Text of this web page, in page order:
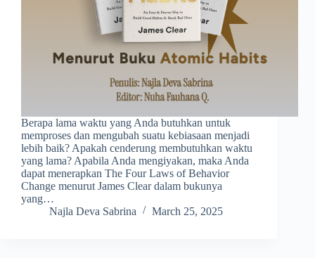
Berapa lama waktu yang Anda butuhkan untuk
memproses dan mengubah suatu kebiasaan menjadi
lebih baik? Apakah cenderung membutuhkan waktu
yang lama? Apabila Anda mengiyakan, maka Anda
dapat menerapkan The Four Laws of Behavior
Change menurut James Clear dalam bukunya
yang…
Najla Deva Sabrina
March 25, 2025